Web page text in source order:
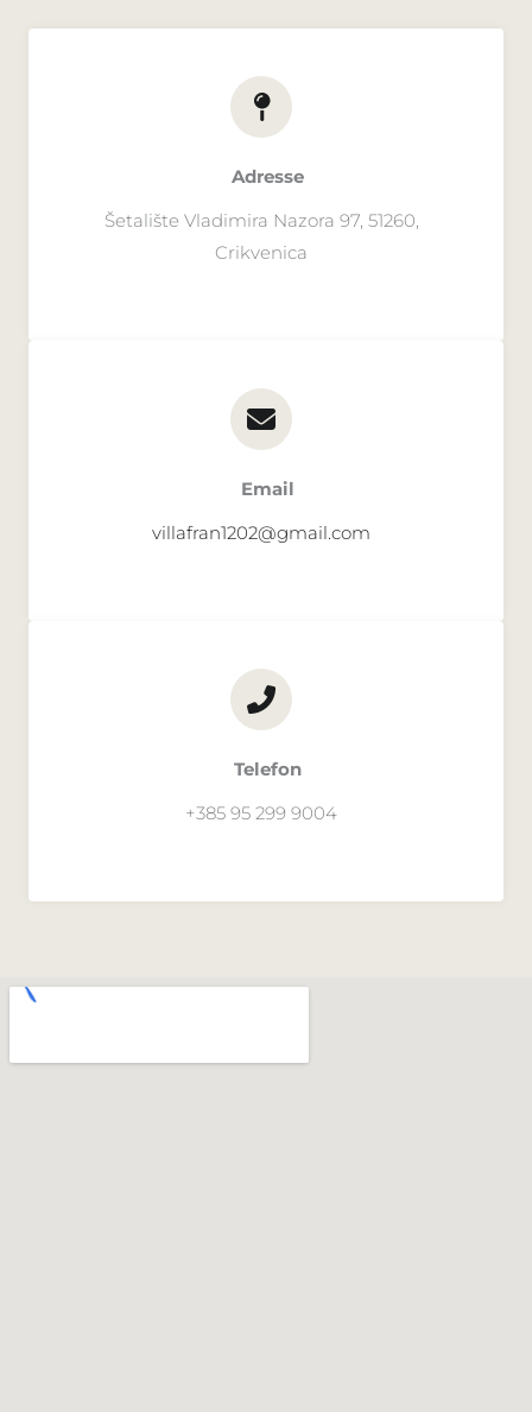
Adresse​
Šetalište Vladimira Nazora 97, 51260,
Crikvenica​
Email
villafran1202@gmail.com
Telefon
+385 95 299 9004